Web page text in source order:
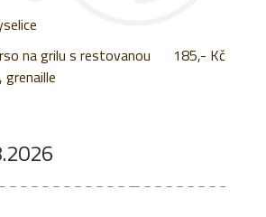
na grilu s restovanou
185,- Kč